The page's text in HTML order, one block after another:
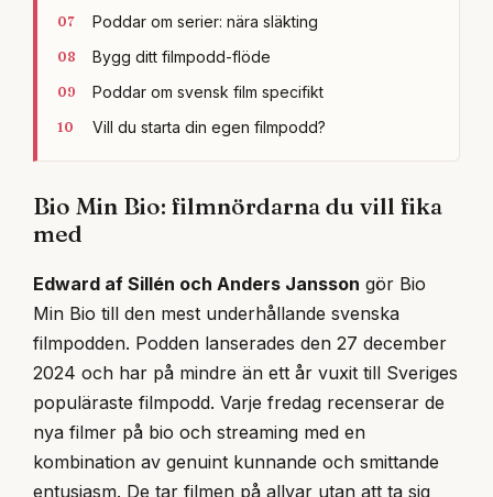
Poddar om serier: nära släkting
Bygg ditt filmpodd-flöde
Poddar om svensk film specifikt
Vill du starta din egen filmpodd?
Bio Min Bio: filmnördarna du vill fika
med
Edward af Sillén och Anders Jansson gör Bio
Min Bio till den mest underhållande svenska
filmpodden. Podden lanserades den 27 december
2024 och har på mindre än ett år vuxit till Sveriges
populäraste filmpodd. Varje fredag recenserar de
nya filmer på bio och streaming med en
kombination av genuint kunnande och smittande
entusiasm. De tar filmen på allvar utan att ta sig